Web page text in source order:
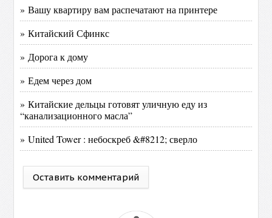
» Вашу квартиру вам распечатают на принтере
» Китайский Сфинкс
» Дорога к дому
» Едем через дом
» Китайские дельцы готовят уличную еду из
“канализационного масла”
» United Tower : небоскреб &#8212; сверло
Оставить комментарий